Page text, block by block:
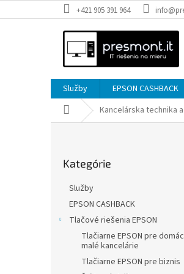
na
+421 905 391 964
Služby EPSON CASHBACK
DomovKancelárska technika
kategórie
Kategórie
Služby
EPSON CASHBACK
Tlačové riešenia EPSON
Tlačiarne EPSON pre
malé kancelárie
Tlačiarne EPSON pre biznis